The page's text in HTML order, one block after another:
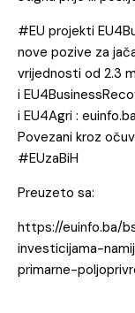
#EU projekti
nove pozive za
vrijednosti od 2.3
i
i EU4Agri : euinfo.ba
Povezani kroz
#EUzaBiH
Preuzeto sa:
https://euinfo.ba/
investicijama-
primarne-